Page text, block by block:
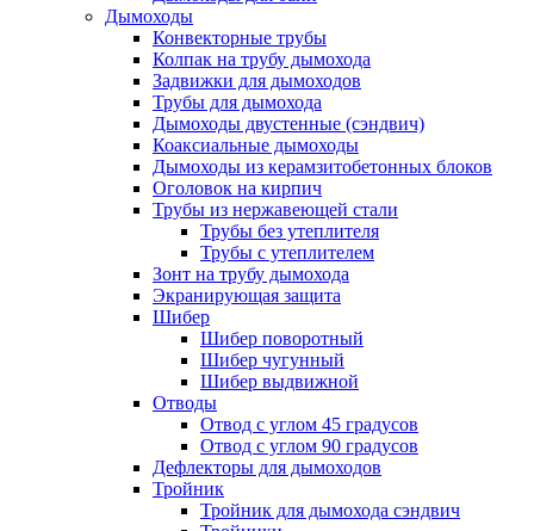
Дымоходы
Конвекторные трубы
Колпак на трубу дымохода
Задвижки для дымоходов
Трубы для дымохода
Дымоходы двустенные (сэндвич)
Коаксиальные дымоходы
Дымоходы из керамзитобетонных блоков
Оголовок на кирпич
Трубы из нержавеющей стали
Трубы без утеплителя
Трубы с утеплителем
Зонт на трубу дымохода
Экранирующая защита
Шибер
Шибер поворотный
Шибер чугунный
Шибер выдвижной
Отводы
Отвод с углом 45 градусов
Отвод с углом 90 градусов
Дефлекторы для дымоходов
Тройник
Тройник для дымохода сэндвич